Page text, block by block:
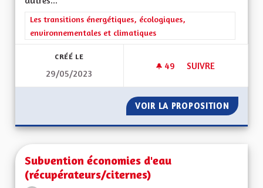
Filtrer les résultats de la catégorie : Les transitions
Les transitions énergétiques, écologiques,
environnementales et climatiques
CRÉÉ LE
29/05/2023
49 49 ABONNÉS
SUIVRE
VOIR LA PROPOSITION
Subvention économies d'eau
(récupérateurs/citernes)